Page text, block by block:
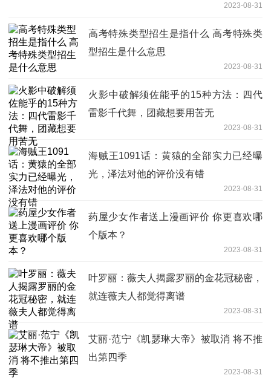
2023-08-31
高考特殊类型招生是指什么 高考特殊类
型招生是什么意思
2023-08-31
火影中破解须佐能乎的15种方法：四代
雷影千代舞，团藏想要用苦无
2023-08-31
海贼王1091话：黄猿的全部实力已经曝
光，泽法对他的评价没有错
2023-08-31
药屋少女作者送上漫画评价 你更喜欢哪
个版本？
2023-08-31
叶罗丽：薇夫人揭露罗丽的金花冠秘密，
就连薇夫人都觉得离谱
2023-08-31
艾丽·范宁《凯瑟琳大帝》被取消 将不推
出第四季
2023-08-31